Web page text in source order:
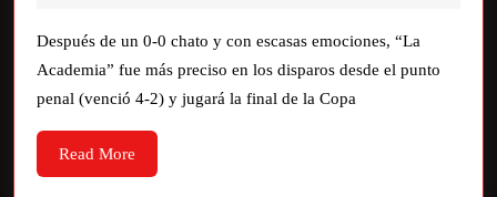
Después de un 0-0 chato y con escasas emociones, “La
Academia” fue más preciso en los disparos desde el punto
penal (venció 4-2) y jugará la final de la Copa
Read More